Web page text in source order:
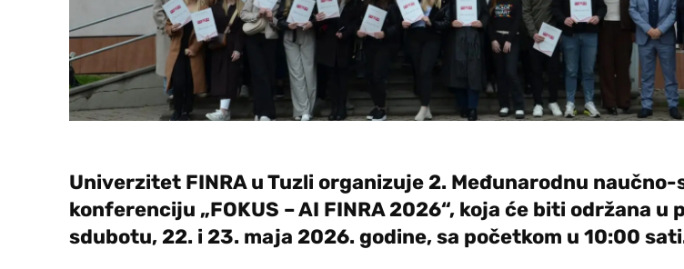
Univerzitet FINRA u Tuzli organizuje 2. Međunarodnu
konferenciju „FOKUS – AI FINRA 2026“, koja će biti održana u
sdubotu, 22. i 23. maja 2026. godine, sa početkom u 10:00